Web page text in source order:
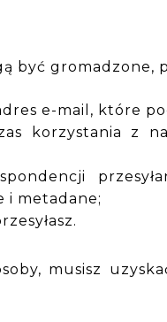
być gromadzone,
e-mail, które
korzystania z
i metadane;
musisz